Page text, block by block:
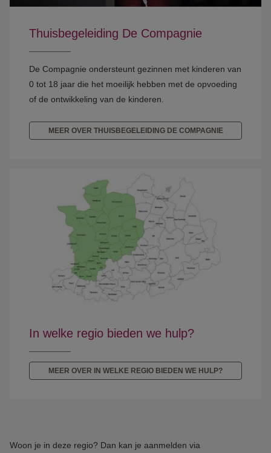
Thuisbegeleiding De Compagnie
De Compagnie ondersteunt gezinnen met kinderen van
0 tot 18 jaar die het moeilijk hebben met de opvoeding
of de ontwikkeling van de kinderen.
MEER OVER THUISBEGELEIDING DE COMPAGNIE
In welke regio bieden we hulp?
MEER OVER IN WELKE REGIO BIEDEN WE HULP?
Woon je in deze regio? Dan kan je aanmelden via